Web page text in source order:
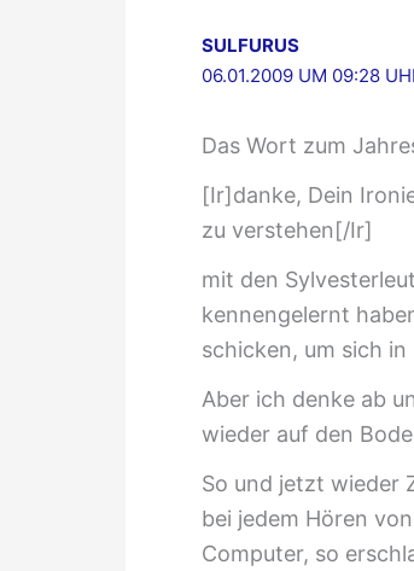
SULFURUS
06.01.2009 UM 09:28
Das Wort zum
[Ir]danke, Dein
zu verstehen[/Ir]
mit den
kennengelernt
schicken, um sich in
Aber ich denke ab
wieder auf den
So und jetzt wieder
bei jedem Hören
Computer, so